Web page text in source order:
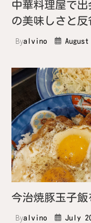
中華料理屋で
の美味しさと反
Byalvino
今治焼豚玉子
Byalvino July